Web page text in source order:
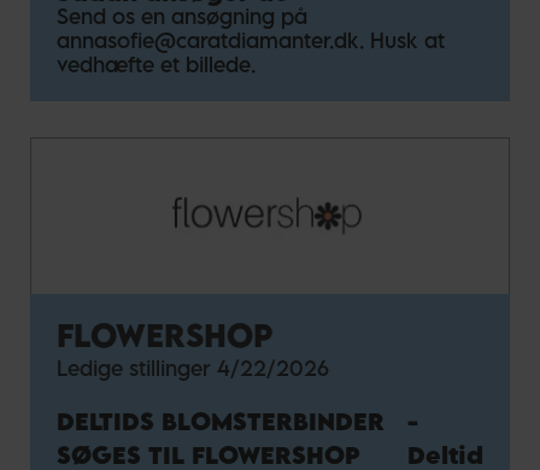
erfaring. Vi er et kompetent og ungt team
med gå-på-mod og entusiasme. Det
vigtigste for os er, at vi trives på
elever.
Send os en ansøgning på
annasofie@caratdiamanter.dk. Husk at
vedhæfte et billede.
FLOWERSHOP
Ledige stillinger 4/22/2026
DELTIDS BLOMSTERBINDER
SØGES TIL FLOWERSHOP
-
Deltid